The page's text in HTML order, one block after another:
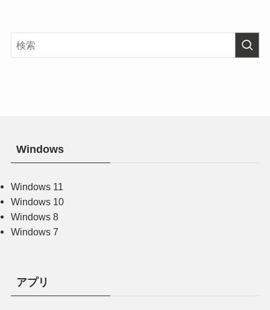
Windows
Windows 11
Windows 10
Windows 8
Windows 7
アプリ